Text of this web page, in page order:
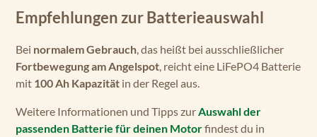
Empfehlungen zur Batterieauswahl
Bei normalem Gebrauch, das heißt bei ausschließlicher
Fortbewegung am Angelspot, reicht eine LiFePO4 Batterie
mit 100 Ah Kapazität in der Regel aus.
Weitere Informationen und Tipps zurAuswahl der
passenden Batterie für deinen Motorfindest du in